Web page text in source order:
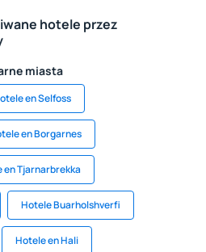
hotele przez
miasta
en Selfoss
en Borgarnes
en Tjarnarbrekka
Hotele Buarholshverfi
Hotele en Hali